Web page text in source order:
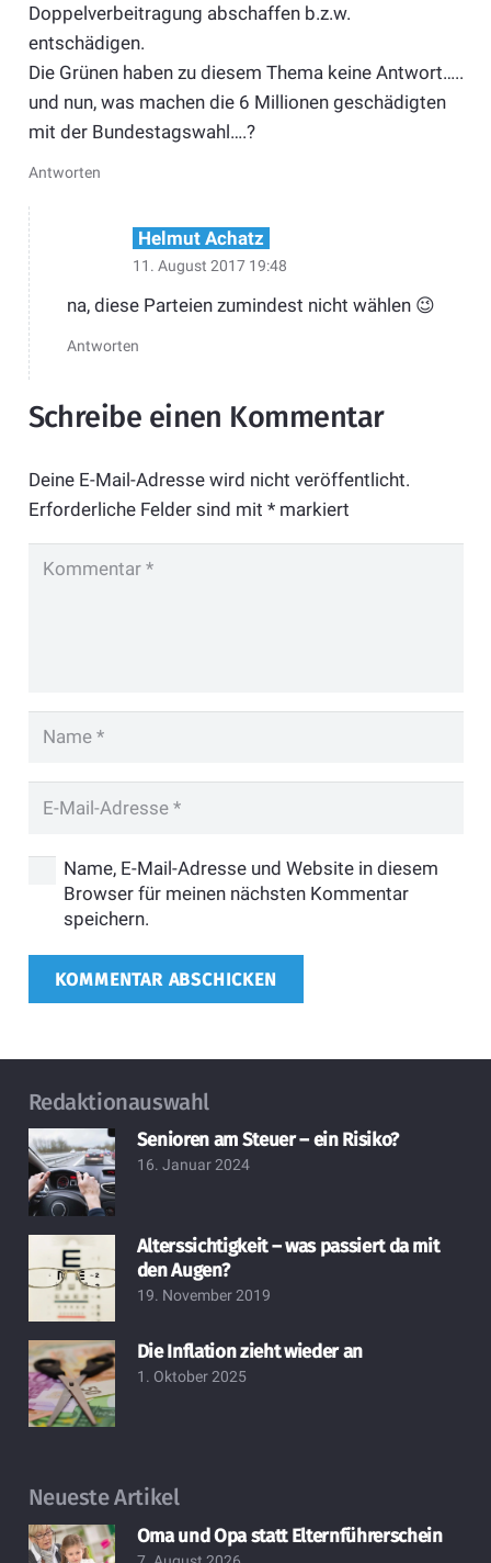
Doppelverbeitragung abschaffen b.z.w.
entschädigen.
Die Grünen haben zu diesem Thema keine Antwort…..
und nun, was machen die 6 Millionen geschädigten
mit der Bundestagswahl….?
Antworten
Helmut Achatz
11. August 2017 19:48
na, diese Parteien zumindest nicht wählen 😉
Antworten
Schreibe einen Kommentar
Deine E-Mail-Adresse wird nicht veröffentlicht.
Erforderliche Felder sind mit *markiert
Name, E-Mail-Adresse und Website in diesem
Browser für meinen nächsten Kommentar
speichern.
KOMMENTAR ABSCHICKEN
Redaktionauswahl
Senioren am Steuer – ein Risiko?
16. Januar 2024
Alterssichtigkeit – was passiert da mit
den Augen?
19. November 2019
Die Inflation zieht wieder an
1. Oktober 2025
Neueste Artikel
Oma und Opa statt Elternführerschein